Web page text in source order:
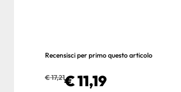
Recensisci per primo questo articolo
€ 17,21€ 11,19